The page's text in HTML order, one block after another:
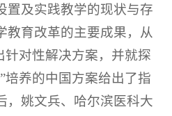
置及实践教学的现状与存
教育改革的主要成果，从
针对性解决方案，并就探
培养的中国方案给出了指
，姚文兵、哈尔滨医科大